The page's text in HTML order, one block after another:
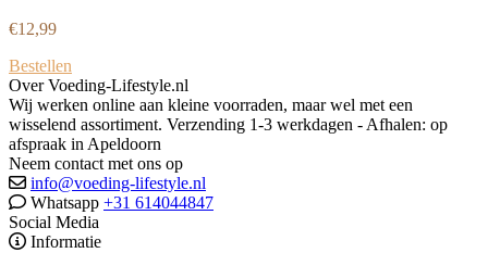
€12,99
Bestellen
Over Voeding-Lifestyle.nl
Wij werken online aan kleine voorraden, maar wel met een
wisselend assortiment. Verzending 1-3 werkdagen - Afhalen: op
afspraak in Apeldoorn
Neem contact met ons op
info@voeding-lifestyle.nl
Whatsapp +31 614044847
Social Media
Informatie